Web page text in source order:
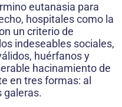
eutanasia para
hospitales como la
un criterio de
indeseables sociales,
huérfanos y
hacinamiento de
en tres formas: al
galeras.